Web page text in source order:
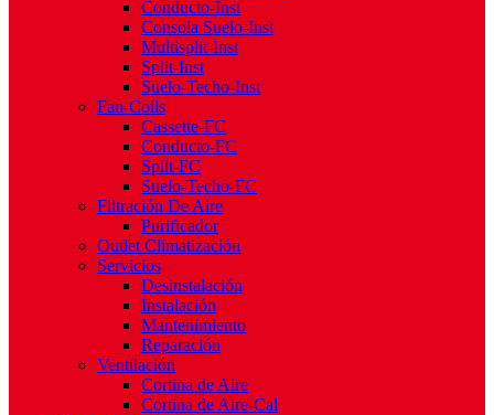
Conducto-Inst
Consola Suelo-Inst
Multisplit-Inst
Split-Inst
Suelo-Techo-Inst
Fan-Coils
Cassette-FC
Conducto-FC
Split-FC
Suelo-Techo-FC
Filtración De Aire
Purificador
Outlet Climatización
Servicios
Desinstalación
Instalación
Mantenimiento
Reparación
Ventilación
Cortina de Aire
Cortina de Aire-Cal